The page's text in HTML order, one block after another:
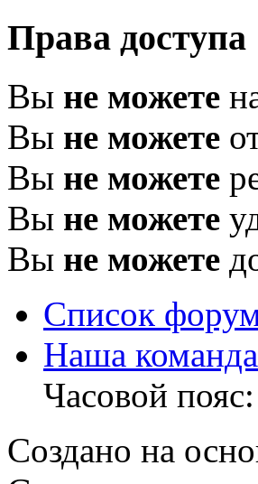
Права доступа
Вы не можете
Вы не можете
Вы не можете
Вы не можете
Вы не можете
Список
Наша команда
Часовой
Создано на